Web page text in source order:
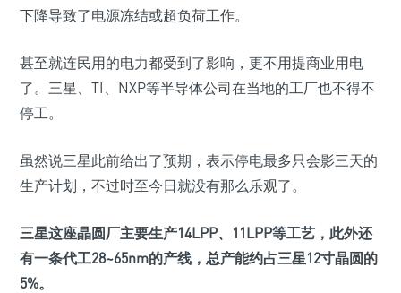
下降导致了电源冻结或超负荷工作。
甚至就连民用的电力都受到了影响，更不用提商业用电
了。三星、TI、NXP等半导体公司在当地的工厂也不得不
停工。
虽然说三星此前给出了预期，表示停电最多只会影三天的
生产计划，不过时至今日就没有那么乐观了。
三星这座晶圆厂主要生产14LPP、11LPP等工艺，此外还
有一条代工28~65nm的产线，总产能约占三星12寸晶圆的
5%。